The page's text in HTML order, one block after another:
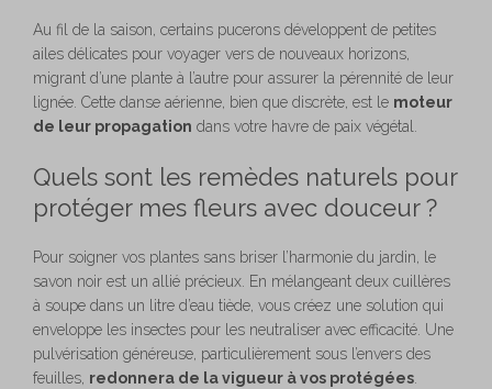
Au fil de la saison, certains pucerons développent de petites
ailes délicates pour voyager vers de nouveaux horizons,
migrant d’une plante à l’autre pour assurer la pérennité de leur
lignée. Cette danse aérienne, bien que discrète, est le moteur
de leur propagation dans votre havre de paix végétal.
Quels sont les remèdes naturels pour
protéger mes fleurs avec douceur ?
Pour soigner vos plantes sans briser l’harmonie du jardin, le
savon noir est un allié précieux. En mélangeant deux cuillères
à soupe dans un litre d’eau tiède, vous créez une solution qui
enveloppe les insectes pour les neutraliser avec efficacité. Une
pulvérisation généreuse, particulièrement sous l’envers des
feuilles, redonnera de la vigueur à vos protégées.